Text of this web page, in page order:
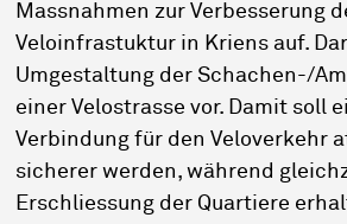
Massnahmen zur Verbesserung
Veloinfrastuktur in Kriens auf.
Umgestaltung der Schachen-/
einer Velostrasse vor. Damit soll
Verbindung für den Veloverkehr
sicherer werden, während
Erschliessung der Quartiere